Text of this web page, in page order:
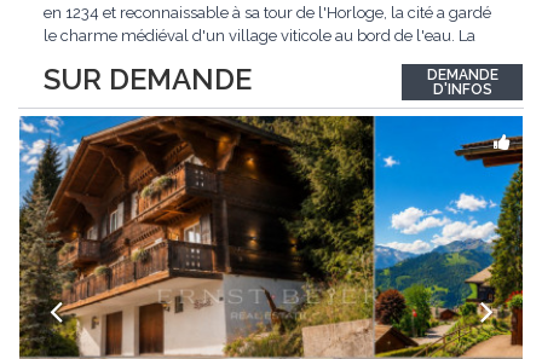
SUR DEMANDE
en 1234 et reconnaissable à sa tour de l'Horloge, la cité a gardé
le charme médiéval d'un village viticole au bord de l'eau. La
immédiate des villes. Dans cet environnement privilégié, une
propriété...
DEMANDE
D'INFOS